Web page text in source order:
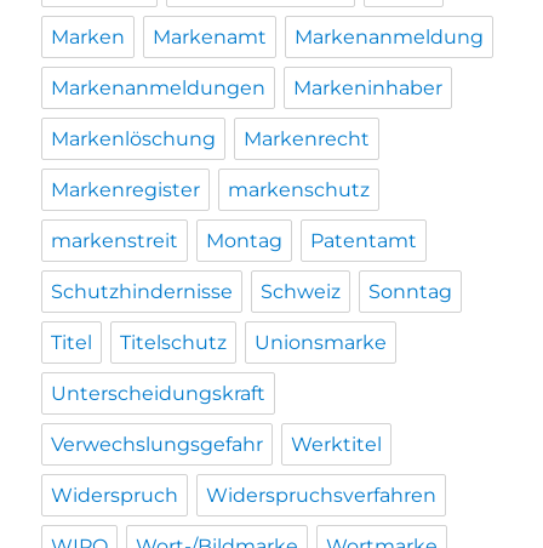
Marken Markenamt Markenanmeldung
Markenanmeldungen Markeninhaber
Markenlöschung Markenrecht
Markenregister markenschutz
markenstreit Montag Patentamt
Schutzhindernisse Schweiz Sonntag
Titel Titelschutz Unionsmarke
Unterscheidungskraft
Verwechslungsgefahr Werktitel
Widerspruch Widerspruchsverfahren